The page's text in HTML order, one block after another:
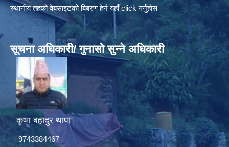
स्थानीय तहको वेबसाइटको बिबरण हेर्न यहाँ click गर्नुहोस
सूचना अधिकारी/ गुनासो सुन्ने अधिकारी
कृष्ण बहादुर थापा
9743384467